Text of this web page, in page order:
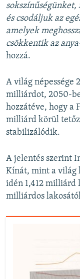
és csodáljuk az
amelyek
csökkentik az
hozzá.
A világ népessége
milliárdot, 2050-
hozzátéve, hogy a
milliárd körül
stabilizálódik.
A jelentés szerint
Kínát, mint a világ
idén 1,412 milliárd
milliárdos